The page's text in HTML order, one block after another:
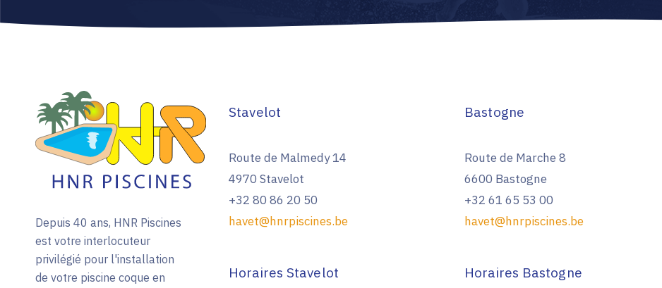
Depuis 40 ans, HNR Piscines
est votre interlocuteur
privilégié pour l'installation
de votre piscine coque en
Stavelot
Route de Malmedy 14
4970 Stavelot
+32 80 86 20 50
havet@hnrpiscines.be
Horaires Stavelot
Bastogne
Route de Marche 8
6600 Bastogne
+32 61 65 53 00
havet@hnrpiscines.be
Horaires Bastogne